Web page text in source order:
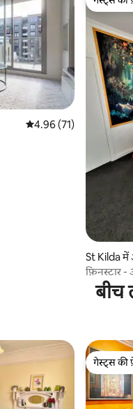
औसत रेटिंग 5 में से 4.96, 71
4.96 (71)
गेस्ट्स की
St Kilda में
फ़िनस्टार
बीच
गेस्ट्स की
गेस्ट्स की